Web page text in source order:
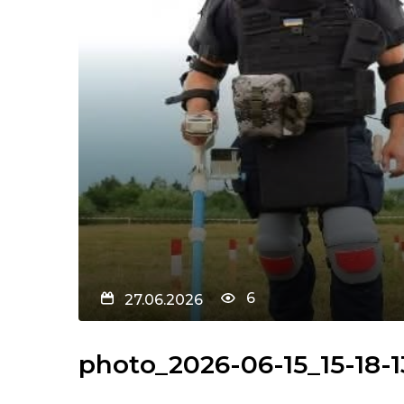
27.06.2026 6
photo_2026-06-15_15-18-